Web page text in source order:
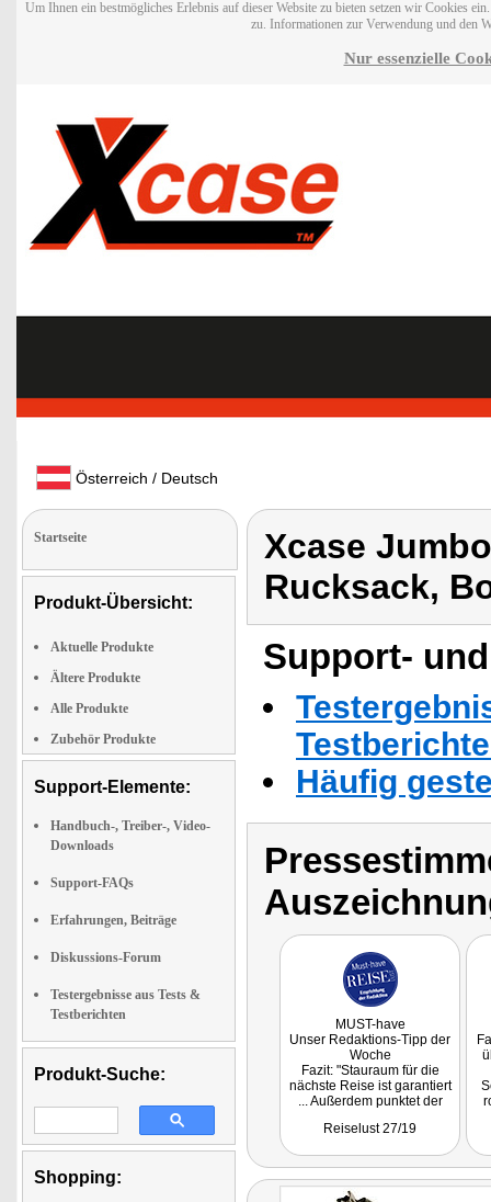
Um Ihnen ein bestmögliches Erlebnis auf dieser Website zu bieten setzen wir Cookies
zu. Informationen zur Verwendung und den
Nur essenzielle
Österreich / Deutsch
Startseite
Produkt-Übersicht:
Aktuelle Produkte
Ältere Produkte
Alle Produkte
Zubehör Produkte
Support-Elemente:
Handbuch-, Treiber-, Video-
Downloads
Support-FAQs
Erfahrungen, Beiträge
Diskussions-Forum
Testergebnisse aus Tests &
Testberichten
Produkt-Suche:
Shopping:
Xcase
Rucksack,
Support-
Häufig
MUST-have
Unser Redaktions-Tipp der
Woche
Fazit: "Stauraum für die
nächste Reise ist garantiert
... Außerdem punktet der
hochwertigen und robusten
macht ihn zum idealen
Reisepartner für jeden."
Reiselust 27/19